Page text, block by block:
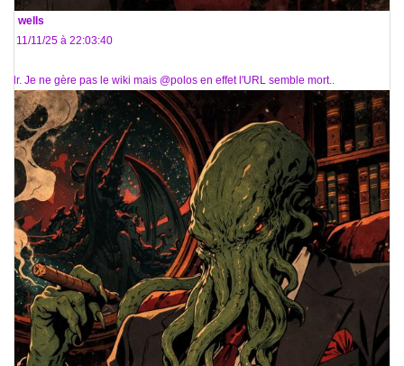
wells
Le 11/11/25 à 22:03:40
Mdr. Je ne gère pas le wiki mais @polos en effet l'URL semble mort..